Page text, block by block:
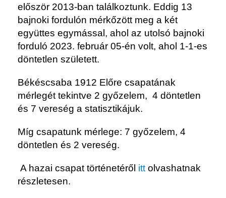
először 2013-ban találkoztunk. Eddig 13
bajnoki fordulón mérkőzött meg a két
együttes egymással, ahol az utolsó bajnoki
forduló 2023. február 05-én volt, ahol 1-1-es
döntetlen született.
Békéscsaba 1912 Előre csapatának
mérlegét tekintve 2 győzelem, 4 döntetlen
és 7 vereség a statisztikájuk.
Míg csapatunk mérlege: 7 győzelem, 4
döntetlen és 2 vereség.
A hazai csapat történetéről ittolvashatnak
részletesen.